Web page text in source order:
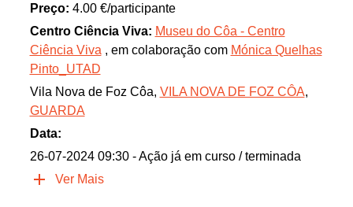
Preço: 4.00 €/participante
Centro Ciência Viva: Museu do Côa - Centro
Ciência Viva , em colaboração com Mónica Quelhas
Pinto_UTAD
Vila Nova de Foz Côa, VILA NOVA DE FOZ CÔA,
GUARDA
Data:
26-07-2024 09:30 - Ação já em curso / terminada
Ver Mais